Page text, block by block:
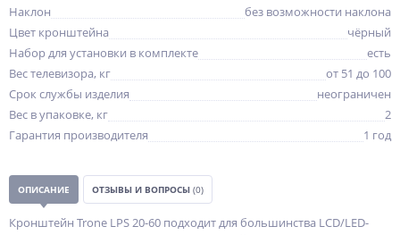
Наклон
без возможности наклона
Цвет кронштейна
чёрный
Набор для установки в комплекте
есть
Вес телевизора, кг
от 51 до 100
Срок службы изделия
неограничен
Вес в упаковке, кг
2
Гарантия производителя
1 год
ОПИСАНИЕ ОТЗЫВЫ И ВОПРОСЫ (0)
Кронштейн Trone LPS 20-60 подходит для большинства LCD/LED-